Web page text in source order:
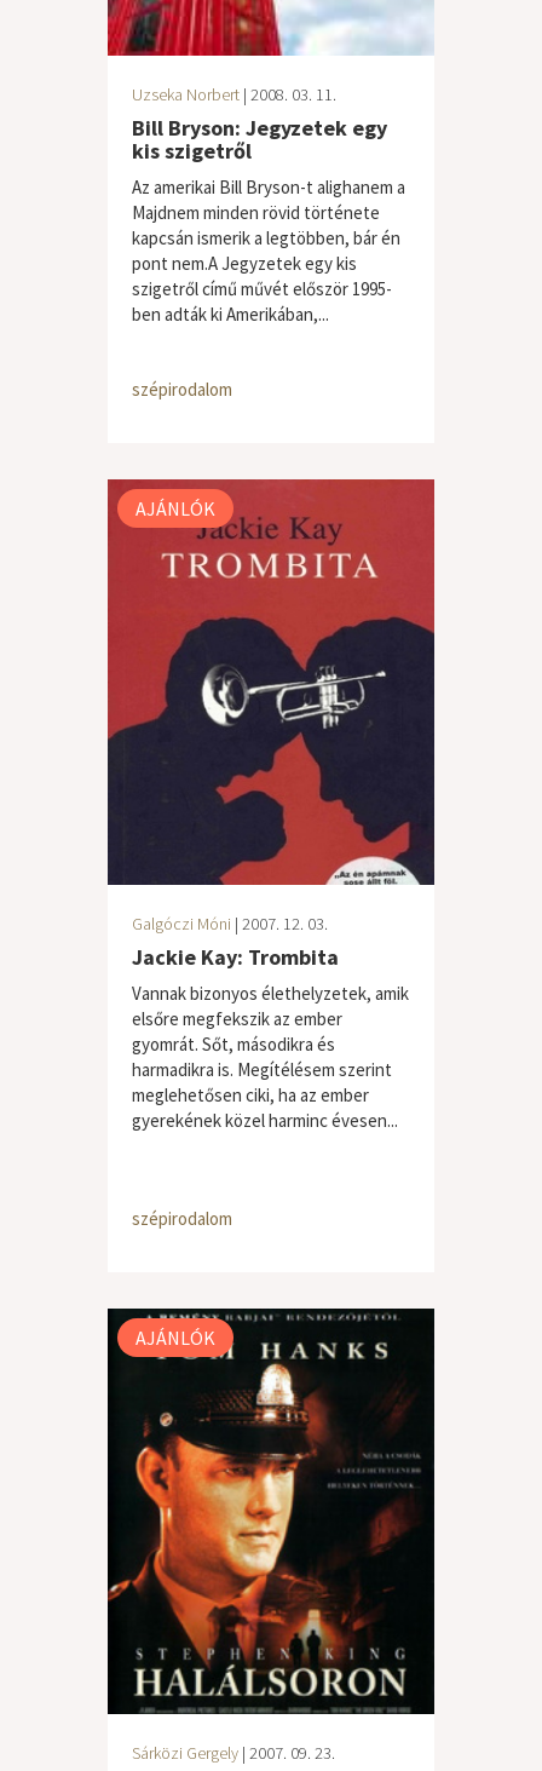
Uzseka Norbert | 2008. 03. 11.
Bill Bryson: Jegyzetek egy
kis szigetről
Az amerikai Bill Bryson-t alighanem a
Majdnem minden rövid története
kapcsán ismerik a legtöbben, bár én
pont nem.A Jegyzetek egy kis
szigetről című művét először 1995-
ben adták ki Amerikában,...
szépirodalom
AJÁNLÓK
Galgóczi Móni | 2007. 12. 03.
Jackie Kay: Trombita
Vannak bizonyos élethelyzetek, amik
elsőre megfekszik az ember
gyomrát. Sőt, másodikra és
harmadikra is. Megítélésem szerint
meglehetősen ciki, ha az ember
gyerekének közel harminc évesen...
szépirodalom
AJÁNLÓK
Sárközi Gergely | 2007. 09. 23.